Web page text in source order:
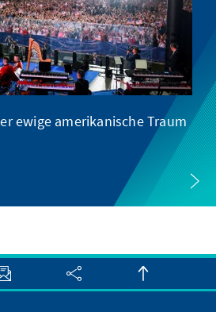
ewige amerikanische Traum